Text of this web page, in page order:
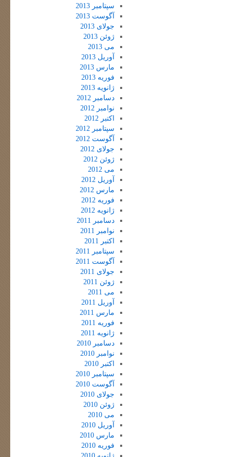
سپتامبر 2013
آگوست 2013
جولای 2013
ژوئن 2013
می 2013
آوریل 2013
مارس 2013
فوریه 2013
ژانویه 2013
دسامبر 2012
نوامبر 2012
اکتبر 2012
سپتامبر 2012
آگوست 2012
جولای 2012
ژوئن 2012
می 2012
آوریل 2012
مارس 2012
فوریه 2012
ژانویه 2012
دسامبر 2011
نوامبر 2011
اکتبر 2011
سپتامبر 2011
آگوست 2011
جولای 2011
ژوئن 2011
می 2011
آوریل 2011
مارس 2011
فوریه 2011
ژانویه 2011
دسامبر 2010
نوامبر 2010
اکتبر 2010
سپتامبر 2010
آگوست 2010
جولای 2010
ژوئن 2010
می 2010
آوریل 2010
مارس 2010
فوریه 2010